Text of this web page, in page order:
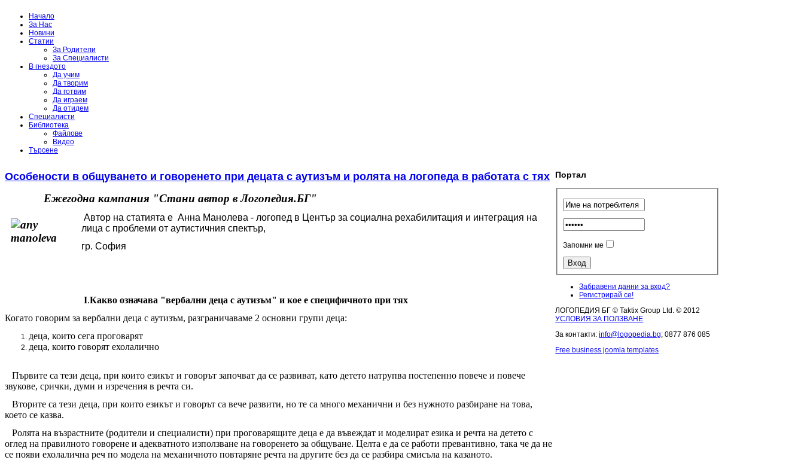
Начало
За Нас
Новини
Статии
За Родители
За Специалисти
В гнездото
Да учим
Да творим
Да готвим
Да играем
Да отидем
Специалисти
Библиотека
Файлове
Видео
Търсене
Особености в общуването и говоренето при децата с аутизъм и ролята на логопеда в работата с тях
Ежегодна кампания "Стани автор в Логопедия.БГ"
Автор на статията е Анна Манолева - логопед в Център за социална рехабилитация и интеграция на
лица с проблеми от аутистичния спектър,
гр. София
I.Какво означава "вербални деца с аутизъм" и кое е специфичното при тях
Когато говорим за вербални деца с аутизъм, разграничаваме 2 основни групи деца:
деца, които сега проговарят
деца, които говорят ехолалично
Първите са тези деца, при които езикът и говорът започват да се развиват, като детето натрупва постепенно повече и повече
звукове, срички, думи и изречения в речта си.
Вторите са тези деца, при които езикът и говорът са вече развити, но те са много механични и без нужното разбиране на това,
което се казва.
Ролята на възрастните (родители и специалисти) при проговарящите деца е да въвеждат и моделират езика и речта на детето с
оглед на правилното говорене и адекватното използване на говоренето за общуване. Целта е да се работи превантивно, така че да не
се появи ехолалична реч по модела на механичното повтаряне речта на другите без да се разбира смисъла на казаното.
Портал
Запомни ме
Забравени данни за вход?
Регистрирай се!
ЛОГОПЕДИЯ БГ © Taktix Group Ltd. © 2012
УСЛОВИЯ ЗА ПОЛЗВАНЕ
За контакти:info@logopedia.bg; 0877 876 085
Free business joomla templates